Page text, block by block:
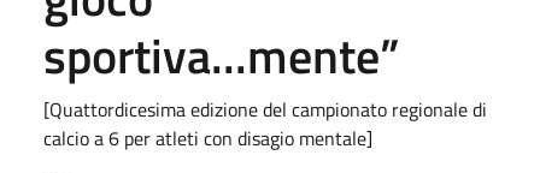
sportiva...mente”
[Quattordicesima edizione del campionato regionale di
calcio a 6 per atleti con disagio mentale]